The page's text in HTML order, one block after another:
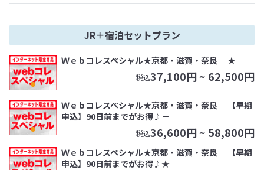
JR＋宿泊セットプラン
Ｗｅｂコレスペシャル★京都・滋賀・奈良 ★
税込37,100円 ~ 62,500円
Ｗｅｂコレスペシャル★京都・滋賀・奈良 【早期
申込】90日前までがお得♪－
税込36,600円 ~ 58,800円
Ｗｅｂコレスペシャル★京都・滋賀・奈良 【早期
申込】90日前までがお得♪★